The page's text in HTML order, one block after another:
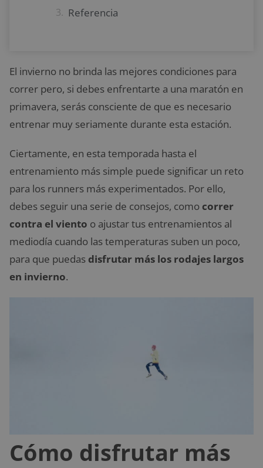
Referencia
El invierno no brinda las mejores condiciones para
correr pero, si debes enfrentarte a una maratón en
primavera, serás consciente de que es necesario
entrenar muy seriamente durante esta estación.
Ciertamente, en esta temporada hasta el
entrenamiento más simple puede significar un reto
para los runners más experimentados. Por ello,
debes seguir una serie de consejos, como correr
contra el viento o ajustar tus entrenamientos al
mediodía cuando las temperaturas suben un poco,
para que puedas disfrutar más los rodajes largos
en invierno.
Cómo disfrutar más